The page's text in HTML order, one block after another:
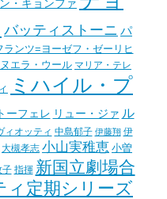
・キョンファ
バッティストーニ パ
ランツ=ヨーゼフ・ゼーリヒ
エラ・ウール マリア・テレ
ミハイル・プ
ーフェレ リュー・ジァ ル
ィオッティ 中島郁子 伊藤翔 伊
大槻孝志 小山実稚恵 小曽
子 指揮 新国立劇場合
ィ定期シリーズ